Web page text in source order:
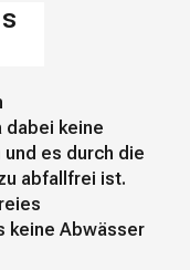
dabei keine
es durch die
abfallfrei ist.
keine Abwässer